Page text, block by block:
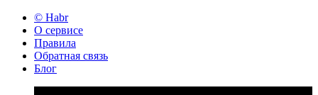
© Habr
О сервисе
Правила
Обратная связь
Блог